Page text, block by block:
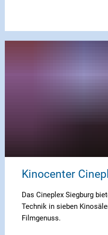
Kinocenter
Das Cineplex Siegburg
Technik in sieben
Filmgenuss.